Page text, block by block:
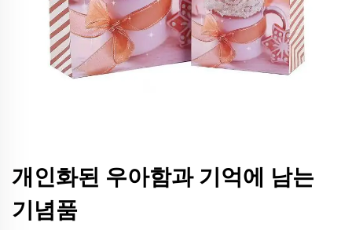
개인화된 우아함과 기억에 남는
기념품